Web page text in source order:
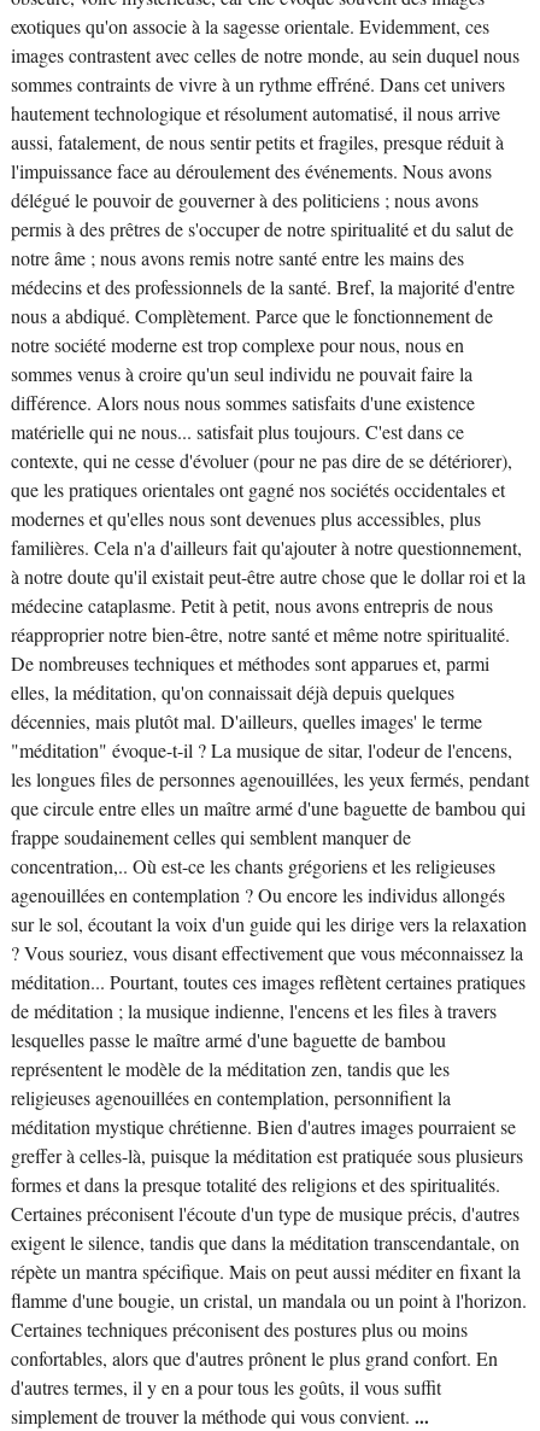
exotiques qu'on associe à la sagesse orientale. Evidemment, ces
images contrastent avec celles de notre monde, au sein duquel nous
sommes contraints de vivre à un rythme effréné. Dans cet univers
hautement technologique et résolument automatisé, il nous arrive
aussi, fatalement, de nous sentir petits et fragiles, presque réduit à
l'impuissance face au déroulement des événements. Nous avons
délégué le pouvoir de gouverner à des politiciens ; nous avons
permis à des prêtres de s'occuper de notre spiritualité et du salut de
notre âme ; nous avons remis notre santé entre les mains des
médecins et des professionnels de la santé. Bref, la majorité d'entre
nous a abdiqué. Complètement. Parce que le fonctionnement de
notre société moderne est trop complexe pour nous, nous en
sommes venus à croire qu'un seul individu ne pouvait faire la
différence. Alors nous nous sommes satisfaits d'une existence
matérielle qui ne nous... satisfait plus toujours. C'est dans ce
contexte, qui ne cesse d'évoluer (pour ne pas dire de se détériorer),
que les pratiques orientales ont gagné nos sociétés occidentales et
modernes et qu'elles nous sont devenues plus accessibles, plus
familières. Cela n'a d'ailleurs fait qu'ajouter à notre questionnement,
à notre doute qu'il existait peut-être autre chose que le dollar roi et la
médecine cataplasme. Petit à petit, nous avons entrepris de nous
réapproprier notre bien-être, notre santé et même notre spiritualité.
De nombreuses techniques et méthodes sont apparues et, parmi
elles, la méditation, qu'on connaissait déjà depuis quelques
décennies, mais plutôt mal. D'ailleurs, quelles images' le terme
"méditation" évoque-t-il ? La musique de sitar, l'odeur de l'encens,
les longues files de personnes agenouillées, les yeux fermés, pendant
que circule entre elles un maître armé d'une baguette de bambou qui
frappe soudainement celles qui semblent manquer de
concentration,.. Où est-ce les chants grégoriens et les religieuses
agenouillées en contemplation ? Ou encore les individus allongés
sur le sol, écoutant la voix d'un guide qui les dirige vers la relaxation
? Vous souriez, vous disant effectivement que vous méconnaissez la
méditation... Pourtant, toutes ces images reflètent certaines pratiques
de méditation ; la musique indienne, l'encens et les files à travers
lesquelles passe le maître armé d'une baguette de bambou
représentent le modèle de la méditation zen, tandis que les
religieuses agenouillées en contemplation, personnifient la
méditation mystique chrétienne. Bien d'autres images pourraient se
greffer à celles-là, puisque la méditation est pratiquée sous plusieurs
formes et dans la presque totalité des religions et des spiritualités.
Certaines préconisent l'écoute d'un type de musique précis, d'autres
exigent le silence, tandis que dans la méditation transcendantale, on
répète un mantra spécifique. Mais on peut aussi méditer en fixant la
flamme d'une bougie, un cristal, un mandala ou un point à l'horizon.
Certaines techniques préconisent des postures plus ou moins
confortables, alors que d'autres prônent le plus grand confort. En
d'autres termes, il y en a pour tous les goûts, il vous suffit
simplement de trouver la méthode qui vous convient. ...